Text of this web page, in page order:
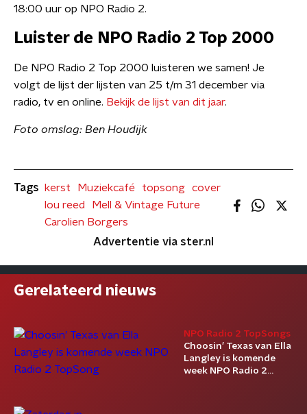
18:00 uur op NPO Radio 2.
Luister de NPO Radio 2 Top 2000
De NPO Radio 2 Top 2000 luisteren we samen! Je
volgt de lijst der lijsten van 25 t/m 31 december via
radio, tv en online. Bekijk de lijst van dit jaar.
Foto omslag: Ben Houdijk
Tags kerst Muziekcafé topsong
cover
lou reed
Mell & Vintage Future
Carolien Borgers
Advertentie via ster.nl
Gerelateerd nieuws
NPO Radio 2 TopSongs
Choosin’ Texas van Ella
Langley is komende
week NPO Radio 2